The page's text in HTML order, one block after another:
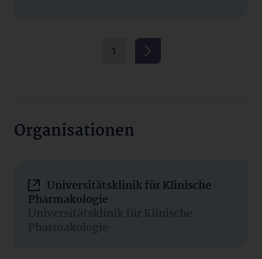
1
Organisationen
Universitätsklinik für Klinische
Pharmakologie
Universitätsklinik für Klinische
Pharmakologie